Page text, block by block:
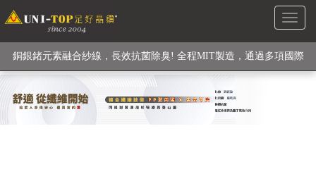
Toggle
級高性能纖維素材), 機能貼身衣物No. 1
銅銀鍺元素融合紗線，長效抗菌除臭! 全程MIT製造，通過多項國際
檢驗
【快來點我】H型銅銀纖維長效PP能量護膝! 支撐. 包覆感. 超透氣.